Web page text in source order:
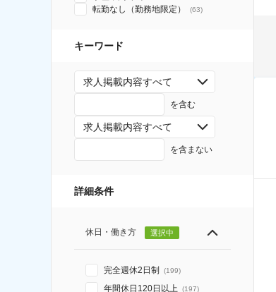
転勤なし（勤務地限定） (63)
キーワード
求人掲載内容すべて
を含む
求人掲載内容すべて
を含まない
詳細条件
休日・働き方 選択中
完全週休2日制 (199)
年間休日120日以上 (197)